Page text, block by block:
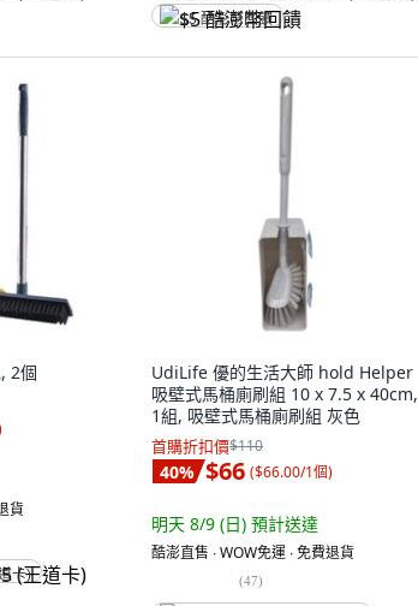
$5 酷澎幣回饋
2個
貨
卡)
UdiLife 優的生活大師 hold Helper
吸壁式馬桶廁刷組 10 x 7.5 x 40cm,
1組, 吸壁式馬桶廁刷組 灰色
首購折扣價$110
40% $66 ($66.00/1個)
明天 8/9 (日) 預計送達
酷澎直售 ∙ WOW免運 ∙ 免費退貨
(47)